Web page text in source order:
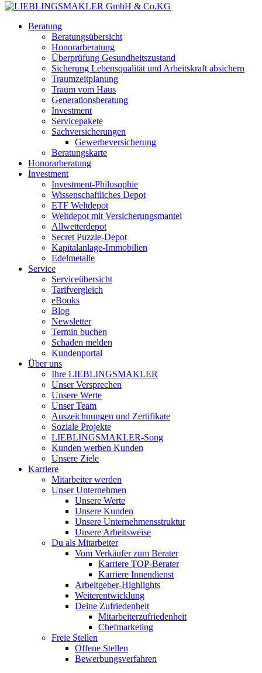
Beratung
Beratungsübersicht
Honorarberatung
Überprüfung Gesundheitszustand
Sicherung Lebensqualität und Arbeitskraft absichern
Traumzeitplanung
Traum vom Haus
Generationsberatung
Investment
Servicepakete
Sachversicherungen
Gewerbeversicherung
Beratungskarte
Honorarberatung
Investment
Investment-Philosophie
Wissenschaftliches Depot
ETF Weltdepot
Weltdepot mit Versicherungsmantel
Allwetterdepot
Secret Puzzle-Depot
Kapitalanlage-Immobilien
Edelmetalle
Service
Serviceübersicht
Tarifvergleich
eBooks
Blog
Newsletter
Termin buchen
Schaden melden
Kundenportal
Über uns
Ihre LIEBLINGSMAKLER
Unser Versprechen
Unsere Werte
Unser Team
Auszeichnungen und Zertifikate
Soziale Projekte
LIEBLINGSMAKLER-Song
Kunden werben Kunden
Unsere Ziele
Karriere
Mitarbeiter werden
Unser Unternehmen
Unsere Werte
Unsere Kunden
Unsere Unternehmensstruktur
Unsere Arbeitsweise
Du als Mitarbeiter
Vom Verkäufer zum Berater
Karriere TOP-Berater
Karriere Innendienst
Arbeitgeber-Highlights
Weiterentwicklung
Deine Zufriedenheit
Mitarbeiterzufriedenheit
Chefmarketing
Freie Stellen
Offene Stellen
Bewerbungsverfahren